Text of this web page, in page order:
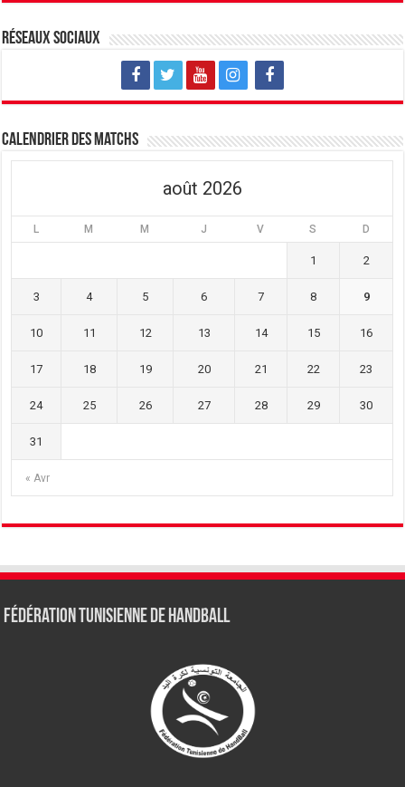
Réseaux sociaux
Calendrier des matchs
août 2026
L M M J V S D
« Avr
1 2
3 4 5 6 7 8 9
10 11 12 13 14 15 16
17 18 19 20 21 22 23
24 25 26 27 28 29 30
31
Fédération tunisienne de Handball